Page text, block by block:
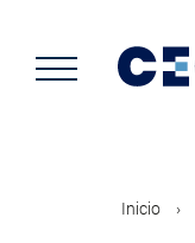
contenido
principal
Inicio